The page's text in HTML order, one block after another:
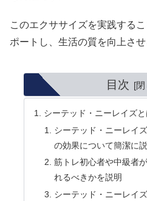
このエクササイズを実践する
ポートし、生活の質を向上さ
目次
シーテッド・ニーレイズと
シーテッド・ニーレイ
の効果について簡潔に
筋トレ初心者や中級者
れるべきかを説明
シーテッド・ニーレイ